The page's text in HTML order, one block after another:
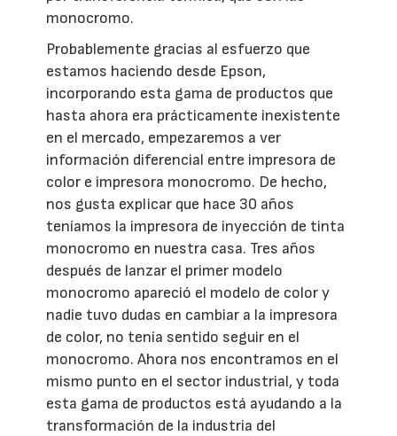
monocromo.
Probablemente gracias al esfuerzo que
estamos haciendo desde Epson,
incorporando esta gama de productos que
hasta ahora era prácticamente inexistente
en el mercado, empezaremos a ver
información diferencial entre impresora de
color e impresora monocromo. De hecho,
nos gusta explicar que hace 30 años
teníamos la impresora de inyección de tinta
monocromo en nuestra casa. Tres años
después de lanzar el primer modelo
monocromo apareció el modelo de color y
nadie tuvo dudas en cambiar a la impresora
de color, no tenía sentido seguir en el
monocromo. Ahora nos encontramos en el
mismo punto en el sector industrial, y toda
esta gama de productos está ayudando a la
transformación de la industria del